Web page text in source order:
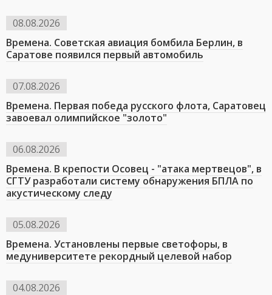
08.08.2026
Времена. Советская авиация бомбила Берлин, в
Саратове появился первый автомобиль
07.08.2026
Времена. Первая победа русского флота, Саратовец
завоевал олимпийское "золото"
06.08.2026
Времена. В крепости Осовец - "атака мертвецов", в
СГТУ разработали систему обнаружения БПЛА по
акустическому следу
05.08.2026
Времена. Установлены первые светофоры, в
медуниверситете рекордный целевой набор
04.08.2026